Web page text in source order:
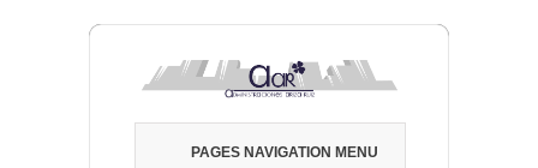
PAGES NAVIGATION MENU